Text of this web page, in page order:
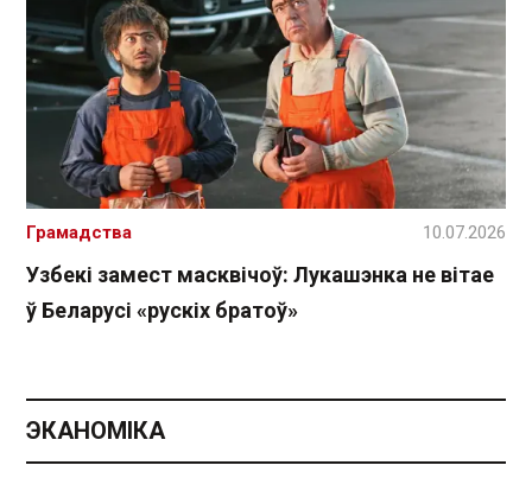
Узбекі замест масквічоў: Лукашэнка не вітае
ў Беларусі «рускіх братоў»
Грамадства 10.07.2026
ЭКАНОМІКА